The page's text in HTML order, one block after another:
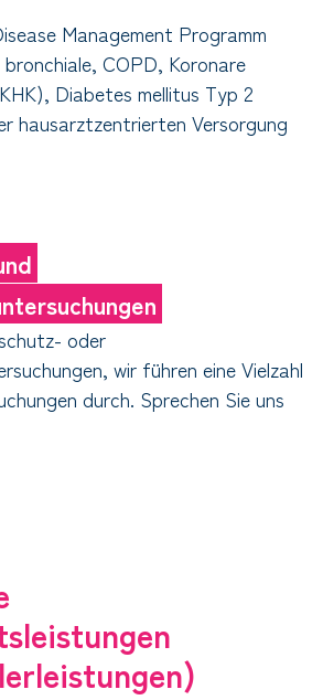
Management Programm
COPD, Koronare
Diabetes mellitus Typ 2
hausarztzentrierten Versorgung
oder
wir führen eine Vielzahl
durch. Sprechen Sie uns